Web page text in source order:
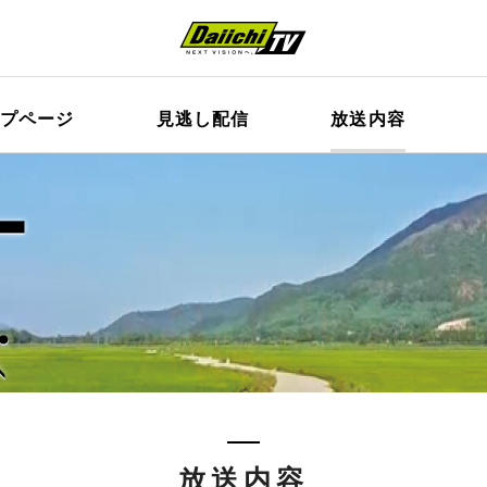
ページ 見逃し配信 放送内容
放送内容